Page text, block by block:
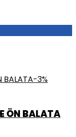
-3%
ÖN BALATA